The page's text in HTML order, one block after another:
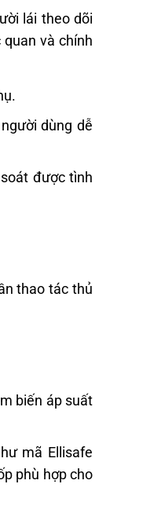
lái theo dõi
và chính
dùng dễ
được tình
thao tác thủ
biến áp suất
mã Ellisafe
phù hợp cho